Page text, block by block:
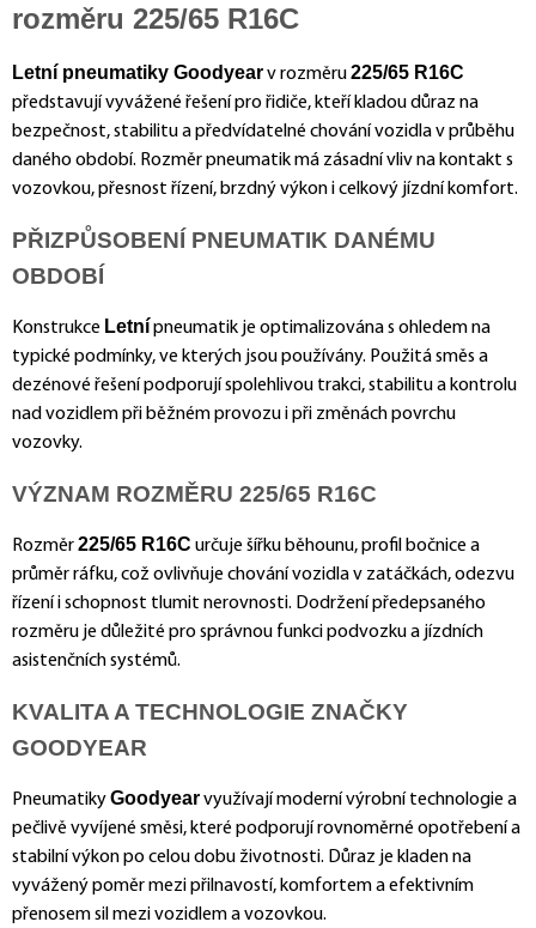
rozměru 225/65 R16C
Letní pneumatiky Goodyearv rozměru225/65 R16C
představují vyvážené řešení pro řidiče, kteří kladou důraz na
bezpečnost, stabilitu a předvídatelné chování vozidla v průběhu
daného období. Rozměr pneumatik má zásadní vliv na kontakt s
vozovkou, přesnost řízení, brzdný výkon i celkový jízdní komfort.
PŘIZPŮSOBENÍ PNEUMATIK DANÉMU
OBDOBÍ
Konstrukce Letnípneumatik je optimalizována s ohledem na
typické podmínky, ve kterých jsou používány. Použitá směs a
dezénové řešení podporují spolehlivou trakci, stabilitu a kontrolu
nad vozidlem při běžném provozu i při změnách povrchu
vozovky.
VÝZNAM ROZMĚRU 225/65 R16C
Rozměr225/65 R16C určuje šířku běhounu, profil bočnice a
průměr ráfku, což ovlivňuje chování vozidla v zatáčkách, odezvu
řízení i schopnost tlumit nerovnosti. Dodržení předepsaného
rozměru je důležité pro správnou funkci podvozku a jízdních
asistenčních systémů.
KVALITA A TECHNOLOGIE ZNAČKY
GOODYEAR
PneumatikyGoodyearvyužívají moderní výrobní technologie a
pečlivě vyvíjené směsi, které podporují rovnoměrné opotřebení a
stabilní výkon po celou dobu životnosti. Důraz je kladen na
vyvážený poměr mezi přilnavostí, komfortem a efektivním
přenosem sil mezi vozidlem a vozovkou.